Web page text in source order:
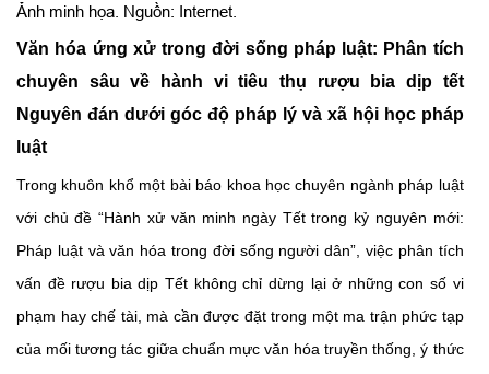
Ảnh minh họa. Nguồn: Internet.
Văn hóa ứng xử trong đời sống pháp luật: Phân tích
chuyên sâu về hành vi tiêu thụ rượu bia dịp tết
Nguyên đán dưới góc độ pháp lý và xã hội học pháp
luật
Trong khuôn khổ một bài báo khoa học chuyên ngành pháp luật
với chủ đề “Hành xử văn minh ngày Tết trong kỷ nguyên mới:
Pháp luật và văn hóa trong đời sống người dân”, việc phân tích
vấn đề rượu bia dịp Tết không chỉ dừng lại ở những con số vi
phạm hay chế tài, mà cần được đặt trong một ma trận phức tạp
của mối tương tác giữa chuẩn mực văn hóa truyền thống, ý thức